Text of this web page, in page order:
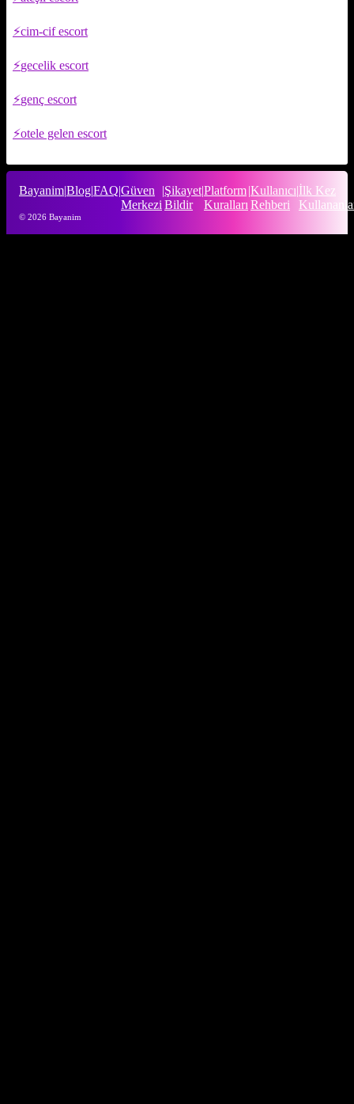
cim-cif escort
gecelik escort
genç escort
otele gelen escort
Bayanim|Blog|FAQ|Güven
Merkezi
|Şikayet
Bildir
|Platform
Kuralları
|Kullanıcı
Rehberi
|İlk Kez
© 2026 Bayanim